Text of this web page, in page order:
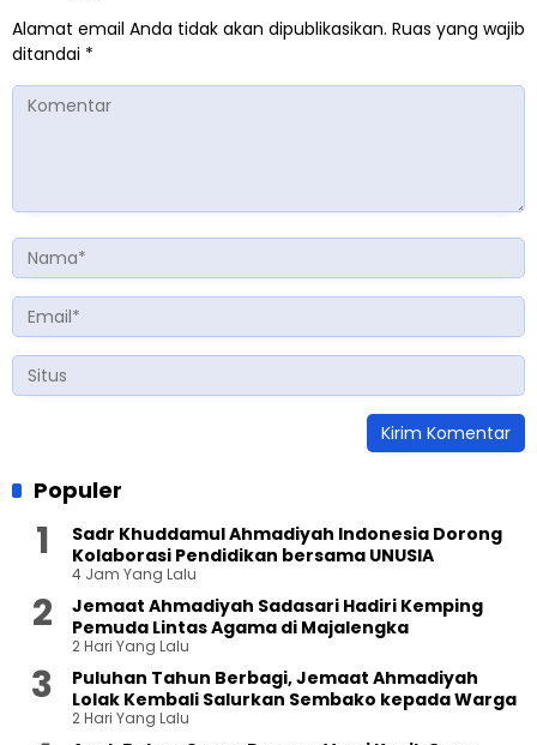
Alamat email Anda tidak akan dipublikasikan. Ruas yang wajib
ditandai *
Populer
Sadr Khuddamul Ahmadiyah Indonesia Dorong
Kolaborasi Pendidikan bersama UNUSIA
4 Jam Yang Lalu
Jemaat Ahmadiyah Sadasari Hadiri Kemping
Pemuda Lintas Agama di Majalengka
2 Hari Yang Lalu
Puluhan Tahun Berbagi, Jemaat Ahmadiyah
Lolak Kembali Salurkan Sembako kepada Warga
2 Hari Yang Lalu